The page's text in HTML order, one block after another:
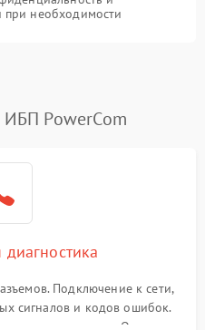
необходимости
PowerCom
Подключение к сети,
сигналов и кодов ошибок.
напряжения. Оценка